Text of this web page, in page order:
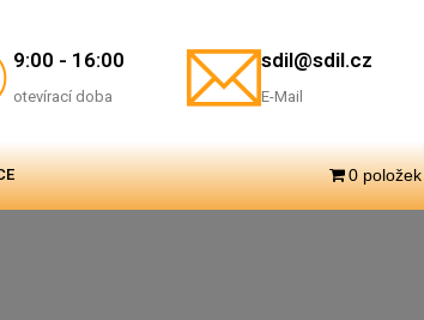
9:00 - 16:00
otevírací doba
sdil@sdil.cz
E-Mail
0 položek